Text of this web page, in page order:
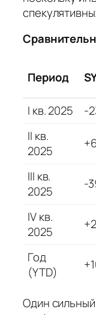
Период
I кв. 2025
-
II кв.
2025
III кв.
2025
-
IV кв.
2025
Год
(YTD)
Один